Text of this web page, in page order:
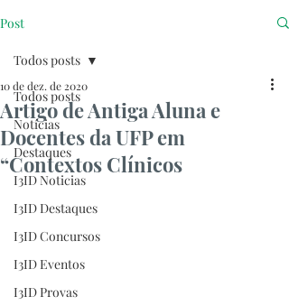
Post
Todos posts
Notícias
Destaques
I3ID Noticias
I3ID Destaques
I3ID Concursos
I3ID Eventos
I3ID Provas
Todos posts
Artigo de Antiga Aluna e
Docentes da UFP em
“Contextos Clínicos
10 de dez. de 2020